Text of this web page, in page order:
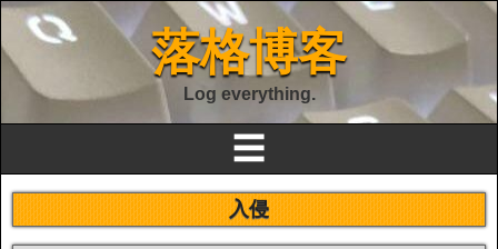
落格博客
Log everything.
☰
入侵